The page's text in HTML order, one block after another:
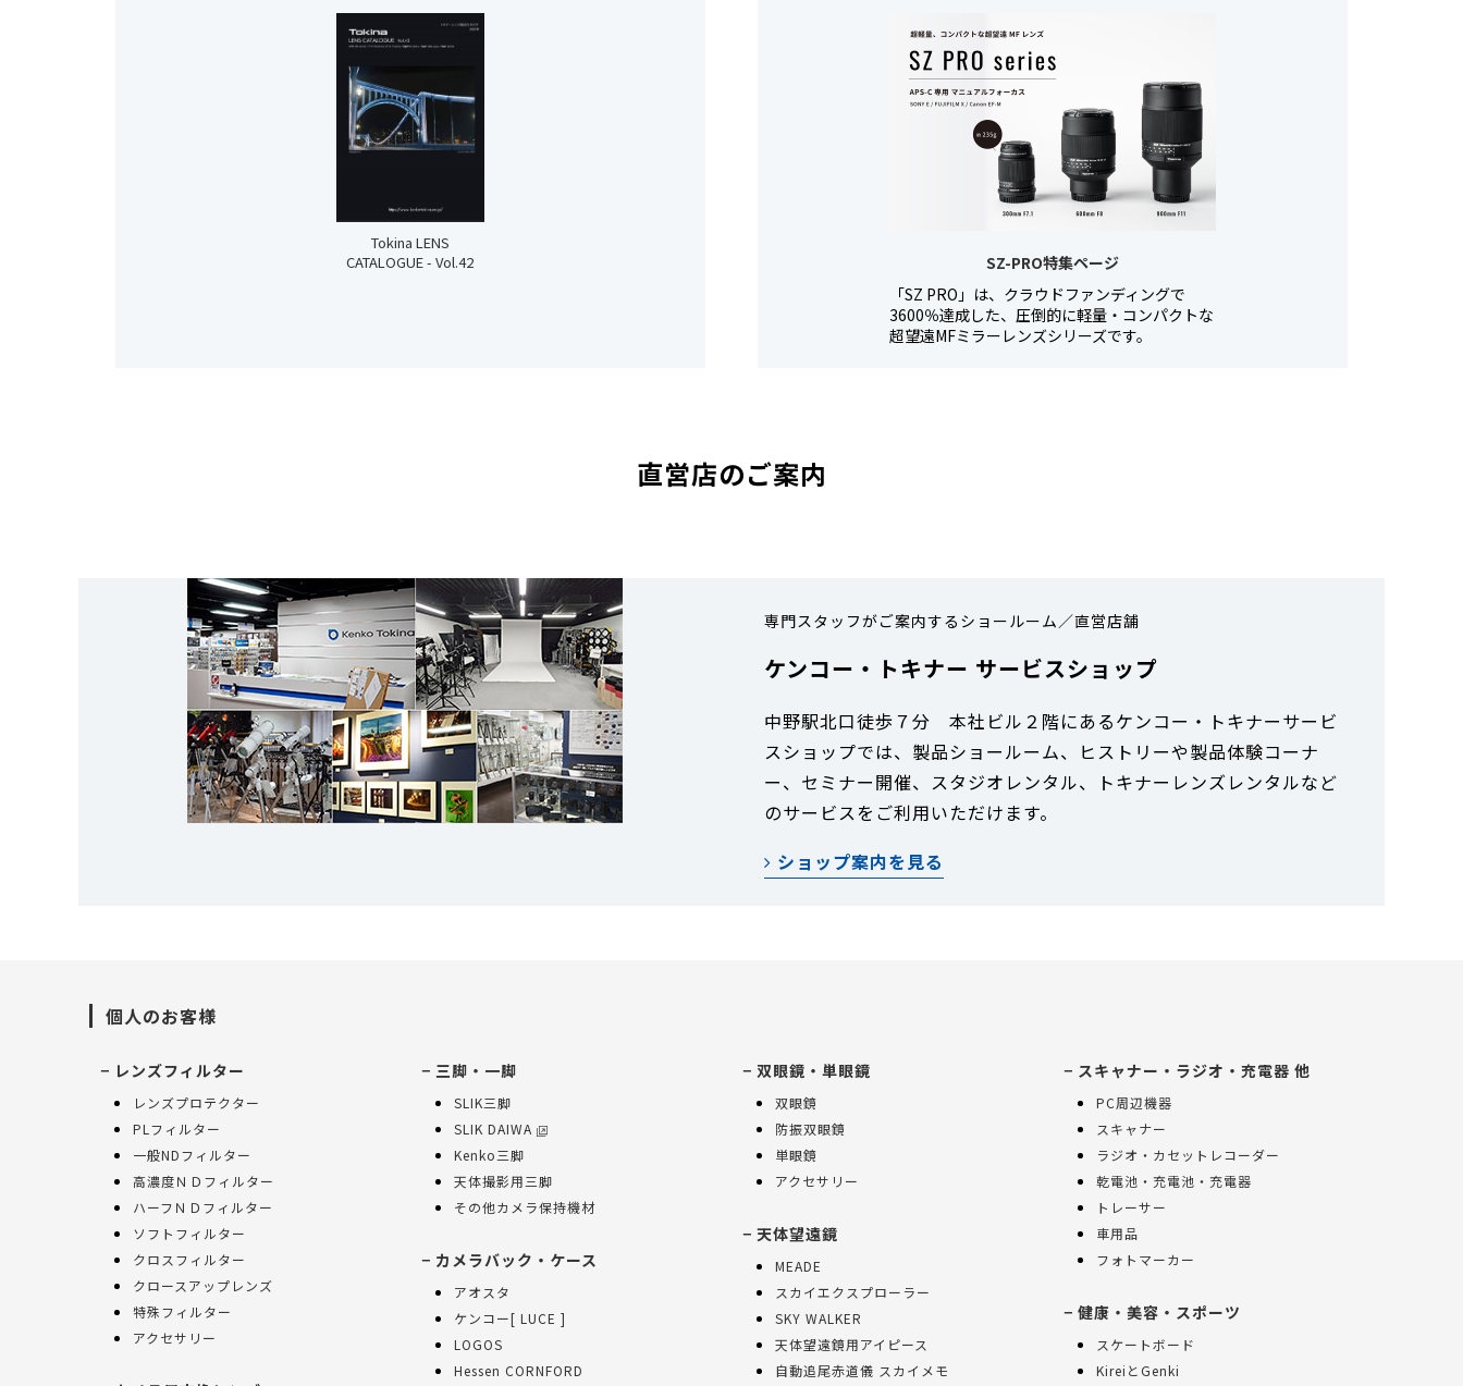
Tokina LENS
CATALOGUE - Vol.42
SZ-PRO特集ページ
「SZ PRO」は、クラウドファンディングで
3600％達成した、圧倒的に軽量・コンパクトな
超望遠MFミラーレンズシリーズです。
直営店のご案内
専門スタッフがご案内するショールーム／直営店舗
ケンコー・トキナー サービスショップ
中野駅北口徒歩７分 本社ビル２階にあるケンコー・トキナーサービ
スショップでは、製品ショールーム、ヒストリーや製品体験コーナ
ー、セミナー開催、スタジオレンタル、トキナーレンズレンタルなど
のサービスをご利用いただけます。
ショップ案内を見る
個人のお客様
レンズフィルター
レンズプロテクター
PLフィルター
一般NDフィルター
高濃度ＮＤフィルター
ハーフＮＤフィルター
ソフトフィルター
クロスフィルター
クロースアップレンズ
特殊フィルター
アクセサリー
三脚・一脚
SLIK三脚
SLIK DAIWA
Kenko三脚
天体撮影用三脚
その他カメラ保持機材
カメラバック・ケース
アオスタ
ケンコー[ LUCE ]
LOGOS
Hessen CORNFORD
双眼鏡・単眼鏡
双眼鏡
防振双眼鏡
単眼鏡
アクセサリー
天体望遠鏡
MEADE
スカイエクスプローラー
SKY WALKER
天体望遠鏡用アイピース
自動追尾赤道儀 スカイメモ
スキャナー・ラジオ・充電器 他
PC周辺機器
スキャナー
ラジオ・カセットレコーダー
乾電池・充電池・充電器
トレーサー
車用品
フォトマーカー
健康・美容・スポーツ
スケートボード
KireiとGenki